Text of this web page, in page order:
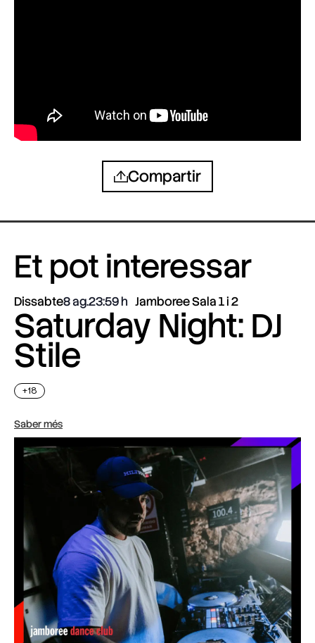
Compartir
Et pot interessar
Dissabte8 ag.23:59 Jamboree Sala 1 i 2
Saturday Night: DJ
Stile
+18
Saber més